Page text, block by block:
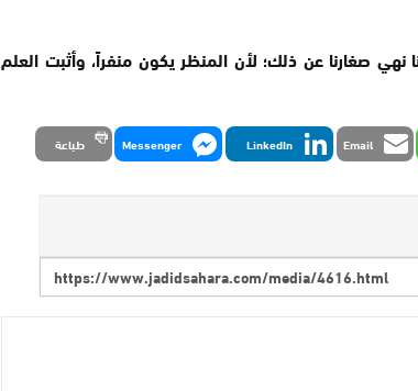
صغارنا عن ذلك؛ لأن المنظر يكون منفراً، وأثبت العلم
Email
LinkedIn
Messenger طباعة